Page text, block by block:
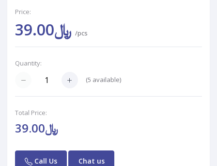
Price:
/pcs
Quantity:
(5 available)
Total Price:
﷼39.00
Call Us Chat us